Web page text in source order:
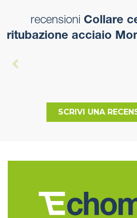
recensioni Collare
ritubazione acciaio
SCRIVI UNA